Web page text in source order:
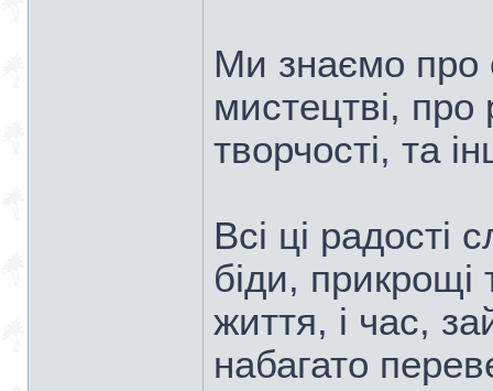
Ми знаємо про
мистецтві,
творчості, та
Всі ці радості
біди,
життя, і час,
набагато